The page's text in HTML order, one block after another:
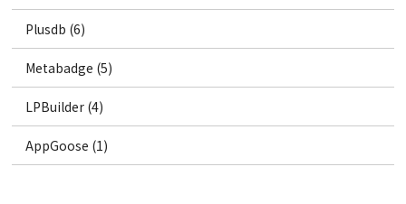
Plusdb (6)
Metabadge (5)
LPBuilder (4)
AppGoose (1)